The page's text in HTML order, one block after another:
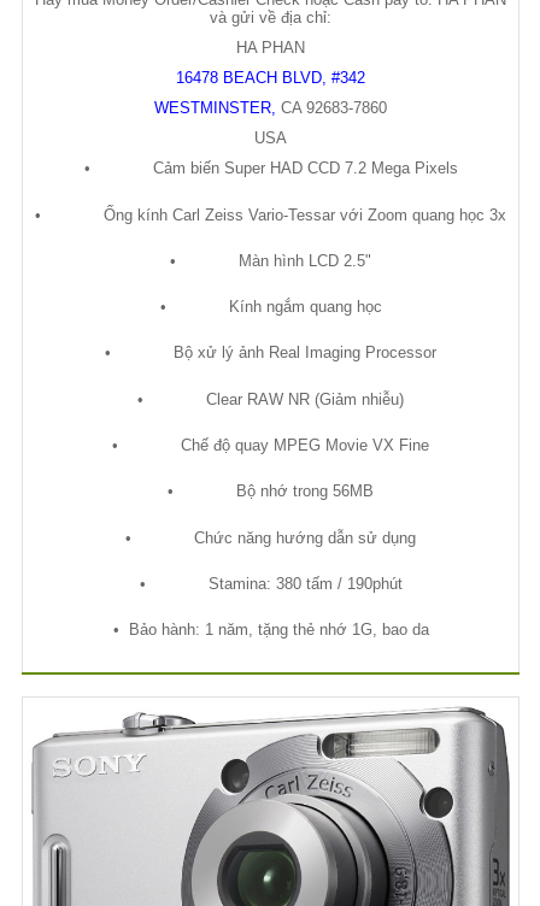
và gửi về địa chỉ:
HA PHAN
16478 BEACH BLVD, #342
WESTMINSTER, CA 92683-7860
USA
•
Cảm biến Super HAD CCD 7.2 Mega Pixels
• Ống kính Carl Zeiss Vario-Tessar với Zoom quang học 3x
• Màn hình LCD 2.5"
• Kính ngắm quang học
• Bộ xử lý ảnh Real Imaging Processor
• Clear RAW NR (Giảm nhiễu)
• Chế độ quay MPEG Movie VX Fine
• Bộ nhớ trong 56MB
• Chức năng hướng dẫn sử dụng
• Stamina: 380 tấm / 190phút
• Bảo hành: 1 năm, tặng thẻnhớ 1G, bao da